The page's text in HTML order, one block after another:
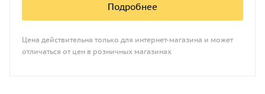
Подробнее
Цена действительна только для интернет-магазина и может
отличаться от цен в розничных магазинах